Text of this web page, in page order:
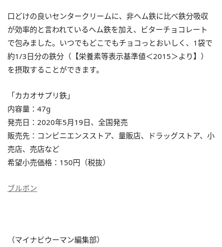
口どけの良いセンタークリームに、非ヘム鉄に比べ鉄分吸収
が効率的と言われているヘム鉄を加え、ビターチョコレート
で包みました。いつでもどこでもチョコっとおいしく、1袋で
約1/3日分の鉄分（【栄養素等表示基準値＜2015＞より】）
を摂取することができます。
「カカオサプリ鉄」
内容量：47g
発売日：2020年5月19日、全国発売
販売先：コンビニエンスストア、量販店、ドラッグストア、小
売店、売店など
希望小売価格：150円（税抜）
ブルボン
（マイナビウーマン編集部）